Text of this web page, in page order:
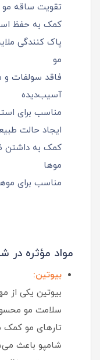
تقویت ساقه
کمک به حفظ
پاک‌ کنندگی
مو
فاقد سولفات
آسیب‌دیده
مناسب برای
ایجاد حالت
کمک به داشتن
موها
مناسب برای
مواد مؤثره در
بیوتین:
بیوتین یکی از
سلامت مو
تارهای مو کمک
شامپو باعث